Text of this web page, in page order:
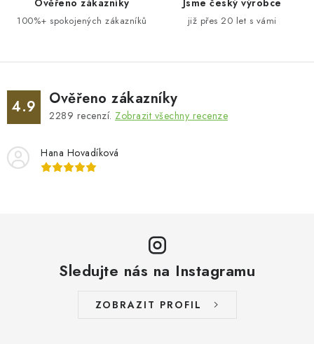
Ověřeno zákazníky
100%+ spokojených zákazníků
Jsme český výrobce
již přes 20 let s vámi
4.9 Ověřeno zákazníky
2289 recenzí. Zobrazit všechny recenze
Hana Hovadíková
Sledujte nás na Instagramu
ZOBRAZIT PROFIL